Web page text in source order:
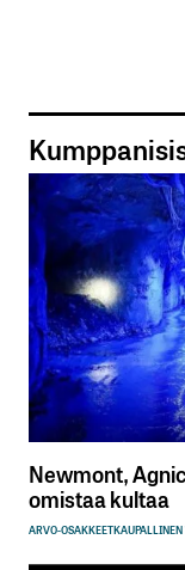
Newmont,
omistaa kultaa
ARVO-OSAKKEETKAUPALLINEN